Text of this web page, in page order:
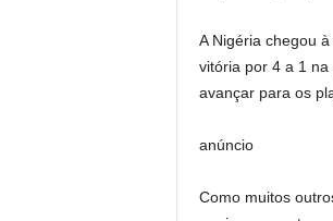
A Nigéria chegou
vitória por 4 a 1
avançar para os
anúncio
Como muitos